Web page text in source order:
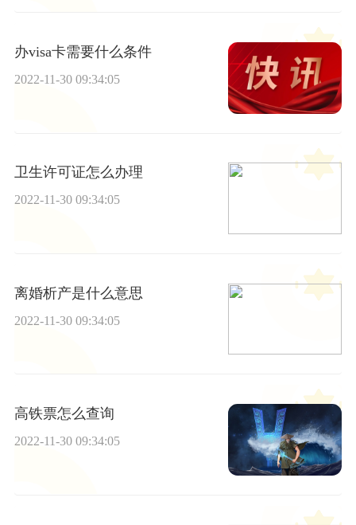
办visa卡需要什么条件
2022-11-30 09:34:05
卫生许可证怎么办理
2022-11-30 09:34:05
离婚析产是什么意思
2022-11-30 09:34:05
高铁票怎么查询
2022-11-30 09:34:05